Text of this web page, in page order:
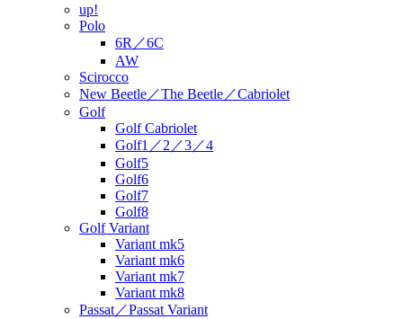
up!
Polo
6R／6C
AW
Scirocco
New Beetle／The Beetle／Cabriolet
Golf
Golf Cabriolet
Golf1／2／3／4
Golf5
Golf6
Golf7
Golf8
Golf Variant
Variant mk5
Variant mk6
Variant mk7
Variant mk8
Passat／Passat Variant